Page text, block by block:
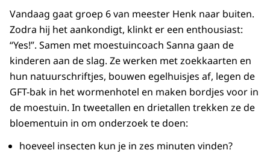
Vandaag gaat groep 6 van meester Henk naar buiten.
Zodra hij het aankondigt, klinkt er een enthousiast:
“Yes!”. Samen met moestuincoach Sanna gaan de
kinderen aan de slag. Ze werken met zoekkaarten en
hun natuurschriftjes, bouwen egelhuisjes af, legen de
GFT-bak in het wormenhotel en maken bordjes voor in
de moestuin. In tweetallen en drietallen trekken ze de
bloementuin in om onderzoek te doen:
hoeveel insecten kun je in zes minuten vinden?